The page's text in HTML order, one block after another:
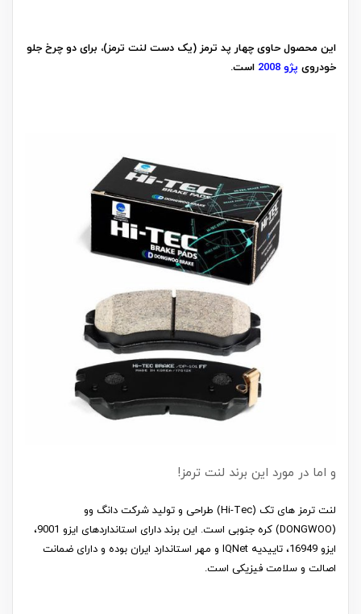
این محصول حاوی چهار پد ترمز (یک دست لنت ترمز)، برای دو چرخ جلو
خودروی پژو 2008 است.
و اما در مورد این برند لنت ترمز!
لنت ترمز های تک (Hi-Tec) طراحی و تولید شرکت دانگ وو
(DONGWOO) کره جنوبی است. این برند دارای استانداردهای ایزو 9001،
ایزو 16949، تاییدیه IQNet و مهر استاندارد ایران بوده و دارای ضمانت
اصالت و سلامت فیزیکی است.